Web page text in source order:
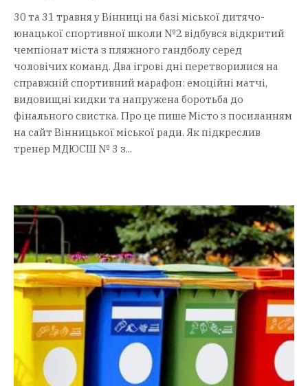
30 та 31 травня у Вінниці на базі міської дитячо-
юнацької спортивної школи №2 відбувся відкритий
чемпіонат міста з пляжного гандболу серед
чоловічих команд. Два ігрові дні перетворилися на
справжній спортивний марафон: емоційні матчі,
видовищні кидки та напружена боротьба до
фінального свистка. Про це пише Місто з посиланням
на сайт Вінницької міської ради. Як підкреслив
тренер МДЮСШ № 3 з...